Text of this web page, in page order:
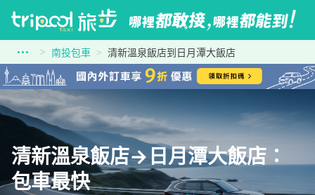
南投包車 清新溫泉飯店到日月潭大飯店
清新溫泉飯店→日月潭大飯店：
包車最快